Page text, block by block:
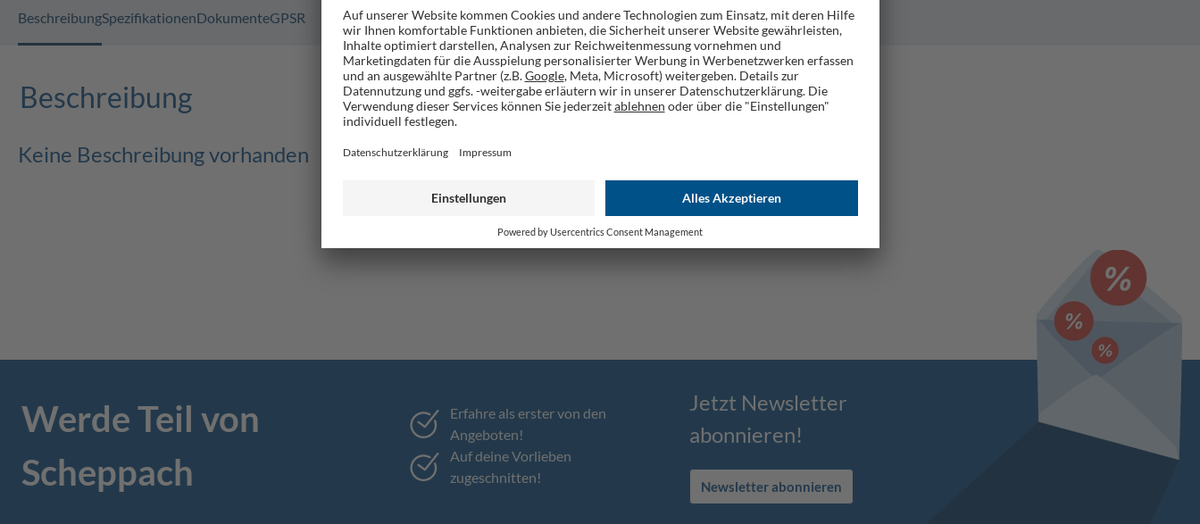
BeschreibungSpezifikationenDokumenteGPSR
Beschreibung
Keine Beschreibung vorhanden
Werde Teil von
Scheppach
Erfahre als erster von den
Angeboten!
Auf deine Vorlieben
zugeschnitten!
Jetzt Newsletter
abonnieren!
Newsletter abonnieren